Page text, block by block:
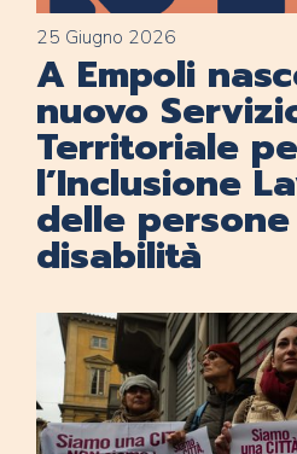
25 Giugno 2026
A Empoli
nuovo
Territoriale
l’Inclusione
delle
disabilità